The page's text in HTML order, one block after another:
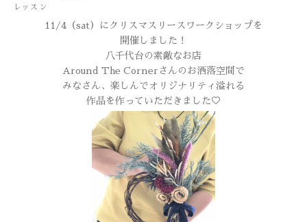
レッスン
11/4（sat）にクリスマスリースワークショップを
開催しました！
八千代台の素敵なお店
Around The Cornerさんのお洒落空間で
みなさん、楽しんでオリジナリティ溢れる
作品を作っていただきました♡